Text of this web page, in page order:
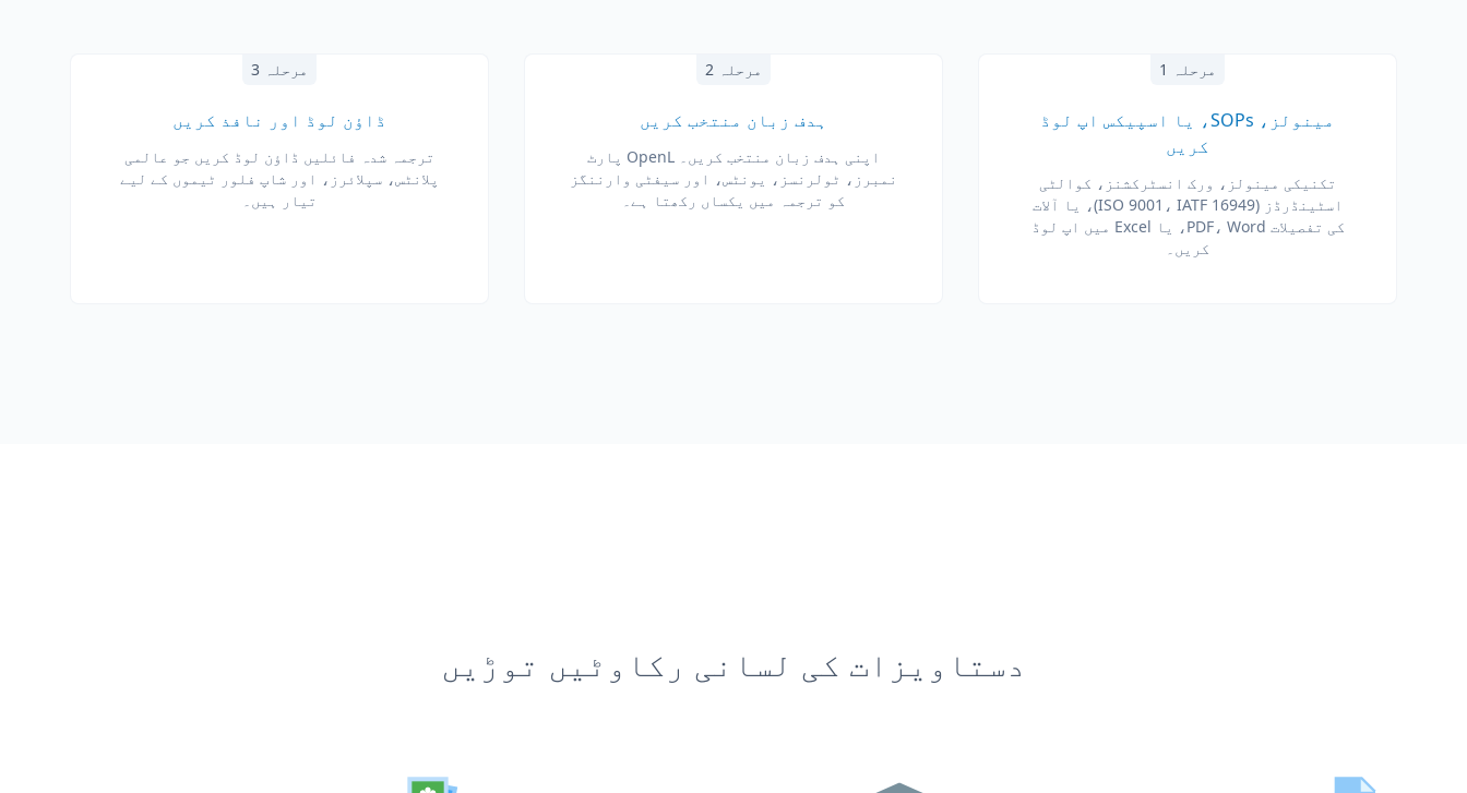
مرحلہ 1
مینولز، SOPs، یا اسپیکس اپ لوڈ
کریں
تکنیکی مینولز، ورک انسٹرکشنز، کوالٹی
اسٹینڈرڈز (ISO 9001، IATF 16949)، یا آلات
کی تفصیلات PDF، Word، یا Excel میں اپ لوڈ
کریں۔
مرحلہ 2
ہدف زبان منتخب کریں
اپنی ہدف زبان منتخب کریں۔ OpenL پارٹ
نمبرز، ٹولرنسز، یونٹس، اور سیفٹی وارننگز
کو ترجمہ میں یکساں رکھتا ہے۔
مرحلہ 3
ڈاؤن لوڈ اور نافذ کریں
ترجمہ شدہ فائلیں ڈاؤن لوڈ کریں جو عالمی
پلانٹس، سپلائرز، اور شاپ فلور ٹیموں کے لیے
تیار ہیں۔
دستاویزات کی لسانی رکاوٹیں توڑیں